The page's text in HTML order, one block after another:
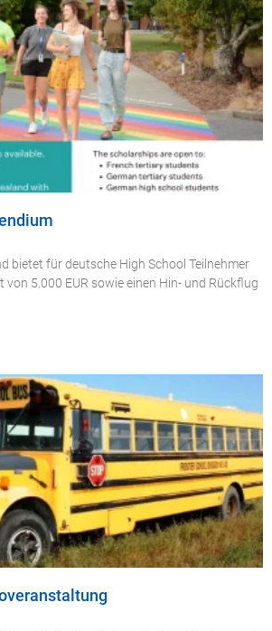
bietet für deutsche High School Teilnehmer
von 5.000 EUR sowie einen Hin- und Rückflug